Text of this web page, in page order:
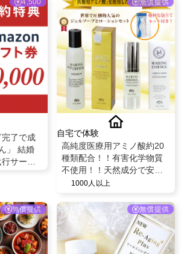
4,500
完了で成
」 結婚
サービ
無償提供
自宅で体験
高純度医療用アミノ酸約20
種類配合！！有害化学物質
不使用！！天然成分で安
心・安全な毎日ケア【マリ
マリンエッセンスローショ
ン30ml】
1000人以上
無償提供 無償提供